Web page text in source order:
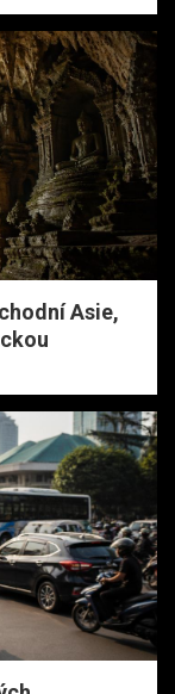
Asie,